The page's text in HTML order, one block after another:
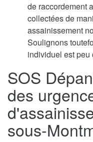
de raccordement
collectées de
assainissement
Soulignons
individuel est peu
SOS
des
sous-